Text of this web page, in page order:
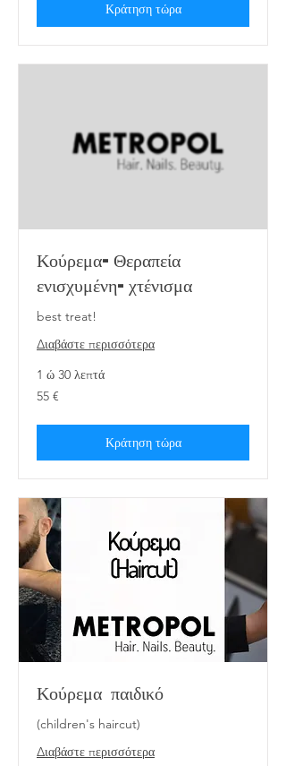
Κράτηση τώρα
Κούρεμα-Θεραπεία
ενισχυμένη-χτένισμα
best treat!
Διαβάστε περισσότερα
1 ώ 30 λεπτά
55
ευρώ
55 €
Κράτηση τώρα
Κούρεμα παιδικό
(children's haircut)
Διαβάστε περισσότερα